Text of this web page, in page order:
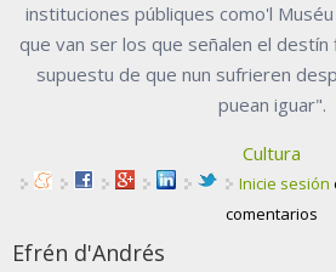
instituciones públiques como'l
que van ser los que señalen el
supuestu de que nun sufrieren
puean iguar".
Cultura
Inicie sesión
comentarios
Efrén d'Andrés